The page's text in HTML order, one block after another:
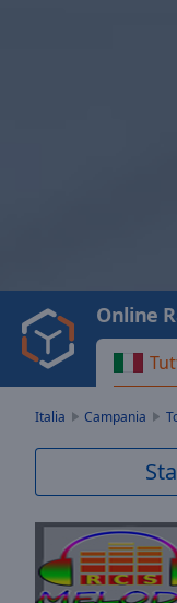
Video
Play
Backward
Skip
Current
Duration-:-
:
0.00%
Online
Italia Campania